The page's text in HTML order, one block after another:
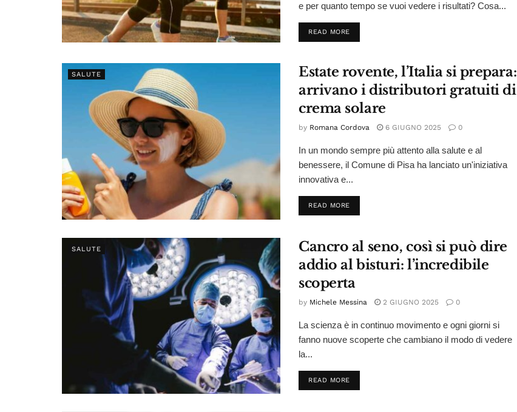
e per quanto tempo se vuoi vedere i risultati? Cosa...
READ MOREDETAILS
SALUTE
Estate rovente, l’Italia si prepara:
arrivano i distributori gratuiti di
crema solare
by Romana Cordova 6 GIUGNO 2025 0
In un mondo sempre più attento alla salute e al
benessere, il Comune di Pisa ha lanciato un'iniziativa
innovativa e...
READ MOREDETAILS
SALUTE
Cancro al seno, così si può dire
addio al bisturi: l’incredibile
scoperta
by Michele Messina 2 GIUGNO 2025 0
La scienza è in continuo movimento e ogni giorni si
fanno nuove scoperte che cambiano il modo di vedere
la...
READ MOREDETAILS